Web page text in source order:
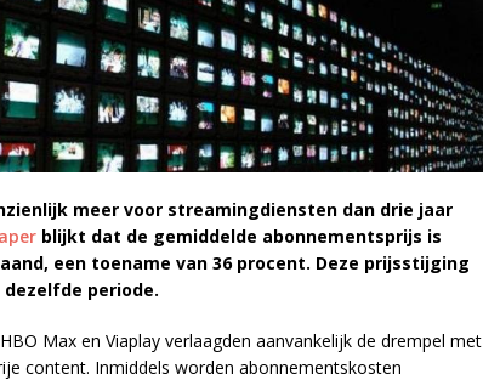
meer voor streamingdiensten dan drie jaar
blijkt dat de gemiddelde abonnementsprijs is
een toename van 36 procent. Deze prijsstijging
periode.
Max en Viaplay verlaagden aanvankelijk de drempel met
content. Inmiddels worden abonnementskosten